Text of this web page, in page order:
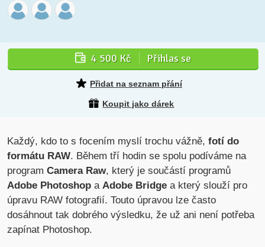
4 500 Kč Přihlas se
Přidat na seznam přání
Koupit jako dárek
Každý, kdo to s focením myslí trochu vážně,fotí do
formátu RAW. Během tří hodin se spolu podíváme na
programCamera Raw, který je součástí programů
Adobe Photoshop aAdobe Bridge a který slouží pro
úpravu RAW fotografií. Touto úpravou lze často
dosáhnout tak dobrého výsledku, že už ani není potřeba
zapínat Photoshop.